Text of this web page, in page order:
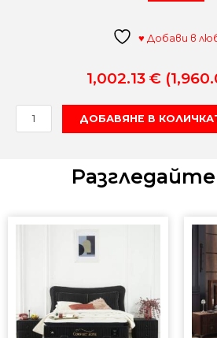
♥ Добави в
1,002.13 €
количество
за
ДОБАВЯНЕ В